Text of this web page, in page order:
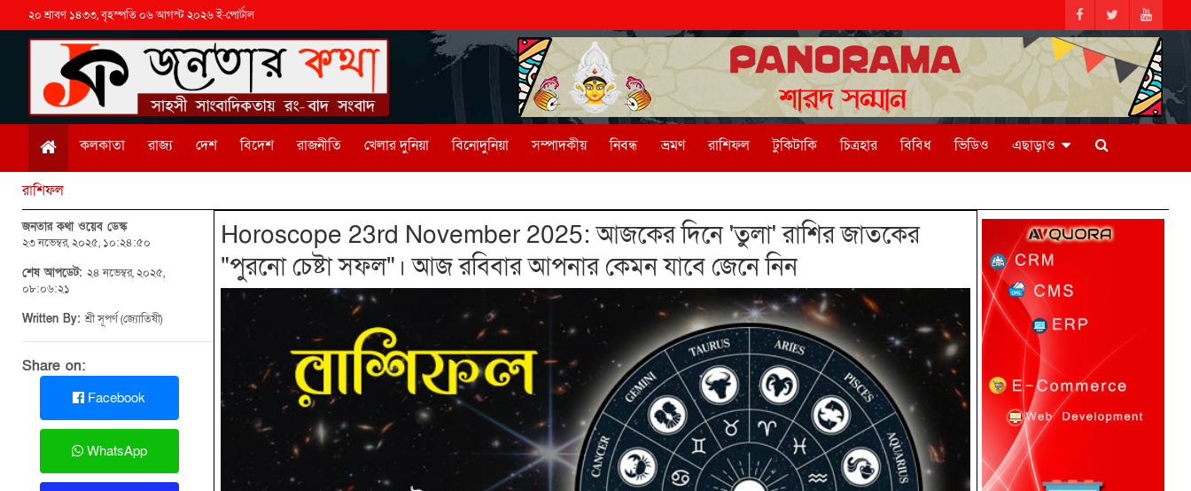
২০ শ্রাবণ ১৪৩৩, বৃহস্পতি ০৬ আগস্ট ২০২৬ ই-পোর্টাল
কলকাতা রাজ্য দেশ বিদেশ রাজনীতি খেলার দুনিয়া বিনোদুনিয়া সম্পাদকীয় নিবন্ধ ভ্রমণ রাশিফল টুকিটাকি চিত্রহার বিবিধ ভিডিও এছাড়াও
রাশিফল
জনতার কথা ওয়েব ডেস্ক
২৩ নভেম্বর, ২০২৫, ১০:২৪:৫০
শেষ আপডেট: ২৪ নভেম্বর, ২০২৫,
০৮:০৬:২১
Written By:শ্রী সূপর্ণ (জ্যোতিষী)
Share on:
Facebook
WhatsApp
Horoscope 23rd November 2025: আজকের দিনে 'তুলা' রাশির জাতকের
"পুরনো চেষ্টা সফল"। আজ রবিবার আপনার কেমন যাবে জেনে নিন